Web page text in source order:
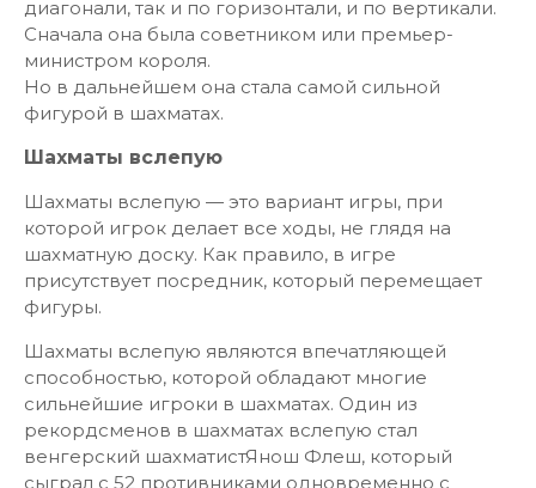
диагонали, так и по горизонтали, и по вертикали.
Сначала она была советником или премьер-
министром короля.
Но в дальнейшем она стала самой сильной
фигурой в шахматах.
Шахматы вслепую
Шахматы вслепую — это вариант игры, при
которой игрок делает все ходы, не глядя на
шахматную доску. Как правило, в игре
присутствует посредник, который перемещает
фигуры.
Шахматы вслепую являются впечатляющей
способностью, которой обладают многие
сильнейшие игроки в шахматах. Один из
рекордсменов в шахматах вслепую стал
венгерский шахматистЯнош Флеш, который
сыграл с 52 противниками одновременно с